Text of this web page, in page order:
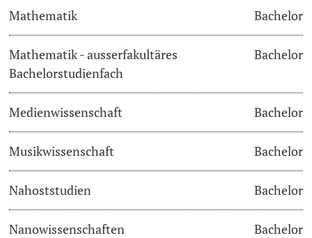
AI in learning and teaching
Digital learning
Language Center
Learning Spaces
Lernbörse
Mathematik Bachelor
Mathematik - ausserfakultäres
Bachelorstudienfach
Bachelor
Medienwissenschaft Bachelor
Musikwissenschaft Bachelor
Nahoststudien Bachelor
Nanowissenschaften Bachelor